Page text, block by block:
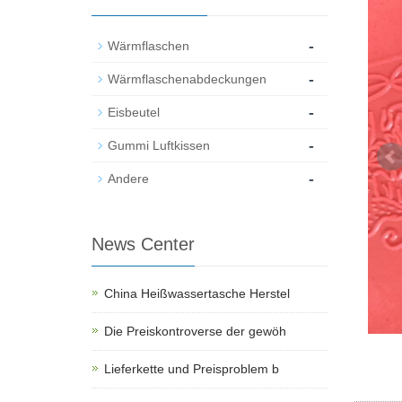
Wärmflaschen -
Wärmflaschenabdeckungen -
Eisbeutel -
Gummi Luftkissen -
Andere -
News Center
China Heißwassertasche Herstel
Die Preiskontroverse der gewöh
Lieferkette und Preisproblem b